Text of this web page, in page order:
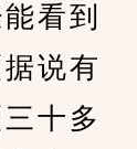
看到
说有
十多